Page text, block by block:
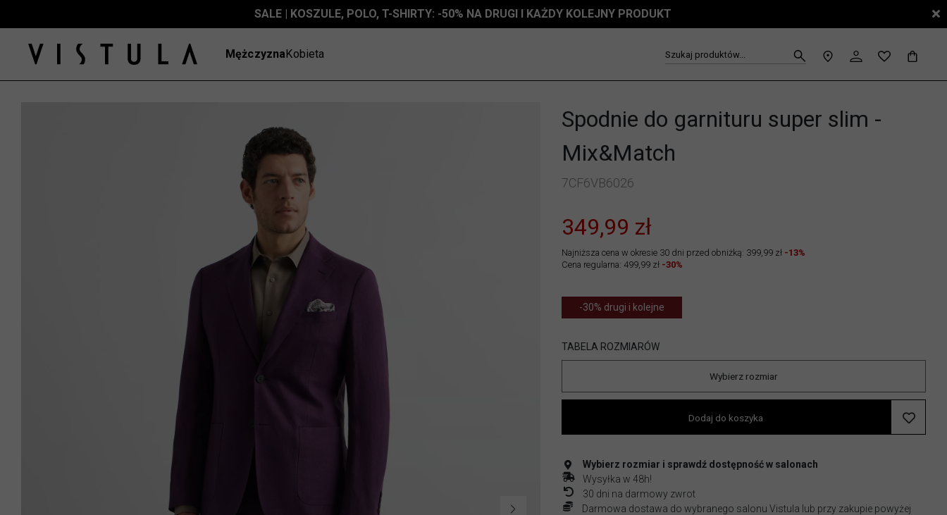
SALE | KOSZULE, POLO, T-SHIRTY: -50% NA DRUGI I KAŻDY KOLEJNY PRODUKT
MężczyznaKobieta Szukaj produktów...
Spodnie do garnituru super slim -
Mix&Match
7CF6VB6026
349,99 zł
Najniższa cena w okresie 30 dni przed obniżką: 399,99 zł -13%
Cena regularna: 499,99 zł -30%
-30% drugi i kolejne
TABELA ROZMIARÓW
Wybierz rozmiar
Dodaj do koszyka
Wybierz rozmiar i sprawdź dostępność w salonach
Wysyłka w 48h!
30 dni na darmowy zwrot
Darmowa dostawa do wybranego salonu Vistula lub przy zakupie powyżej